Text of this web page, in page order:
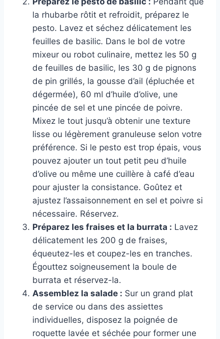
la rhubarbe rôtit et refroidit, préparez le
pesto. Lavez et séchez délicatement les
feuilles de basilic. Dans le bol de votre
mixeur ou robot culinaire, mettez les 50 g
de feuilles de basilic, les 30 g de pignons
de pin grillés, la gousse d’ail (épluchée et
dégermée), 60 ml d’huile d’olive, une
pincée de sel et une pincée de poivre.
Mixez le tout jusqu’à obtenir une texture
lisse ou légèrement granuleuse selon votre
préférence. Si le pesto est trop épais, vous
pouvez ajouter un tout petit peu d’huile
d’olive ou même une cuillère à café d’eau
pour ajuster la consistance. Goûtez et
ajustez l’assaisonnement en sel et poivre si
nécessaire. Réservez.
Préparez les fraises et la burrata : Lavez
délicatement les 200 g de fraises,
équeutez-les et coupez-les en tranches.
Égouttez soigneusement la boule de
burrata et réservez-la.
Assemblez la salade : Sur un grand plat
de service ou dans des assiettes
individuelles, disposez la poignée de
roquette lavée et séchée pour former une